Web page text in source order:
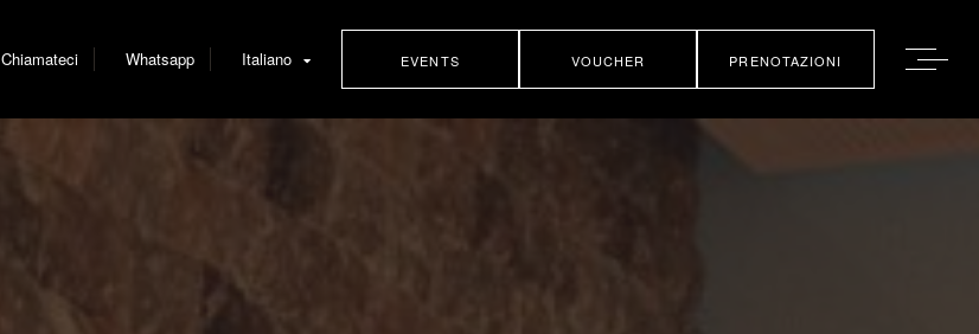
Chiamateci Whatsapp Italiano EVENTS VOUCHER PRENOTAZIONI